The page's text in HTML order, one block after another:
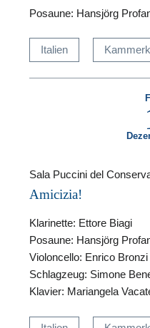
Posaune: Hansjörg
Italien
Sala Puccini del
Amicizia!
Klarinette: Ettore Biagi
Posaune: Hansjörg
Violoncello: Enrico Bronzi
Schlagzeug: Simone
Klavier: Mariangela